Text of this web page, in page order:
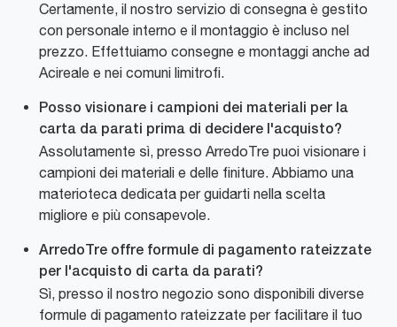
Certamente, il nostro servizio di consegna è gestito
con personale interno e il montaggio è incluso nel
prezzo. Effettuiamo consegne e montaggi anche ad
Acireale e nei comuni limitrofi.
Posso visionare i campioni dei materiali per la
carta da parati prima di decidere l'acquisto?
Assolutamente sì, presso ArredoTre puoi visionare i
campioni dei materiali e delle finiture. Abbiamo una
materioteca dedicata per guidarti nella scelta
migliore e più consapevole.
ArredoTre offre formule di pagamento rateizzate
per l'acquisto di carta da parati?
Sì, presso il nostro negozio sono disponibili diverse
formule di pagamento rateizzate per facilitare il tuo